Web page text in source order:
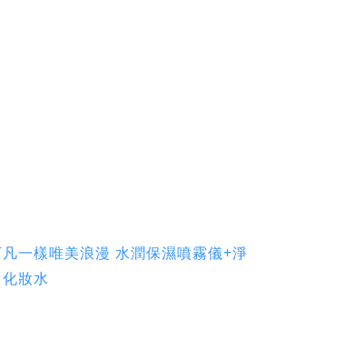
一樣唯美浪漫 水潤保濕噴霧儀+淨
妝水